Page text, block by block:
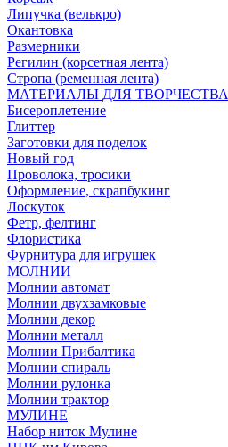
Липучка (велькро)
Окантовка
Размерники
Регилин (корсетная лента)
Стропа (ременная лента)
МАТЕРИАЛЫ ДЛЯ ТВОРЧЕСТВА
Бисероплетение
Глиттер
Заготовки для поделок
Новый год
Проволока, тросики
Оформление, скрапбукинг
Лоскуток
Фетр, фелтинг
Флористика
Фурнитура для игрушек
МОЛНИИ
Молнии автомат
Молнии двухзамковые
Молнии декор
Молнии металл
Молнии Прибалтика
Молнии спираль
Молнии рулонка
Молнии трактор
МУЛИНЕ
Набор ниток Мулине